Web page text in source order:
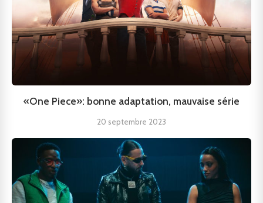
«One Piece»: bonne adaptation, mauvaise série
20 septembre 2023